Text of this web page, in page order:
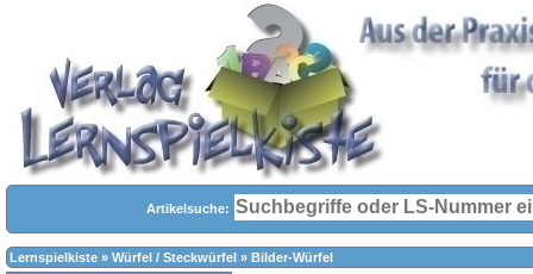
Artikelsuche:
Lernspielkiste » Würfel / Steckwürfel » Bilder-Würfel